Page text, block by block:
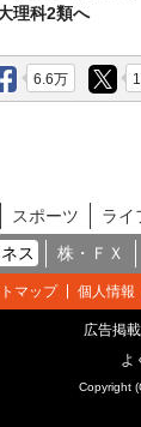
理科2類へ
6.6万
スポーツ ライ
ス 株・ＦＸ
マップ 個人情報
広告掲
よ
Copyright